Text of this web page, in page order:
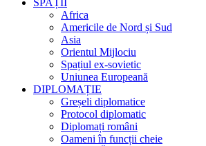
SPAȚII
Africa
Americile de Nord și Sud
Asia
Orientul Mijlociu
Spațiul ex-sovietic
Uniunea Europeană
DIPLOMAȚIE
Greșeli diplomatice
Protocol diplomatic
Diplomați români
Oameni în funcții cheie